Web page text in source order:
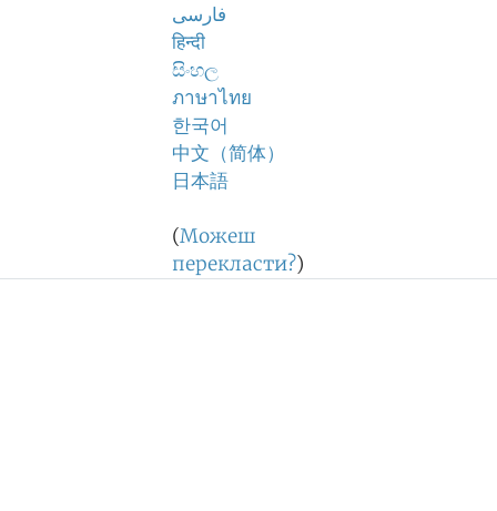
فارسی
हिन्दी
සිංහල
ภาษาไทย
한국어
中文（简体）
日本語
(Можеш
перекласти?)